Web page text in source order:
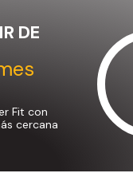
DE
Fit con
cercana